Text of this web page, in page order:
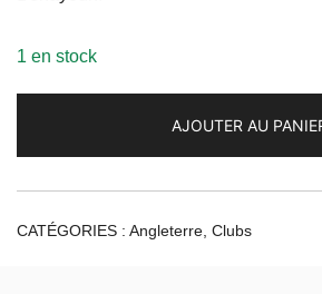
1 en stock
AJOUTER AU
CATÉGORIES : Angleterre Clubs